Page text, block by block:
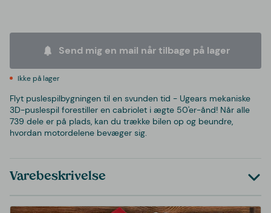
Send mig en mail når tilbage på lager
Ikke på lager
Flyt puslespilbygningen til en svunden tid - Ugears mekaniske
3D-puslespil forestiller en cabriolet i ægte 50'er-ånd! Når alle
739 dele er på plads, kan du trække bilen op og beundre,
hvordan motordelene bevæger sig.
Varebeskrivelse